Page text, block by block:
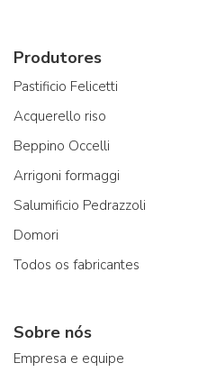
Produtores
Pastificio Felicetti
Acquerello riso
Beppino Occelli
Arrigoni formaggi
Salumificio Pedrazzoli
Domori
Todos os fabricantes
Sobre nós
Empresa e equipe